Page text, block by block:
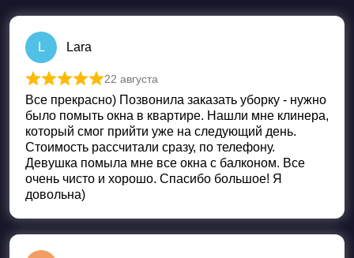
L Lara
Оценка из 5
22 августа
Все прекрасно) Позвонила заказать уборку - нужно
было помыть окна в квартире. Нашли мне клинера,
который смог прийти уже на следующий день.
Стоимость рассчитали сразу, по телефону.
Девушка помыла мне все окна с балконом. Все
очень чисто и хорошо. Спасибо большое! Я
довольна)